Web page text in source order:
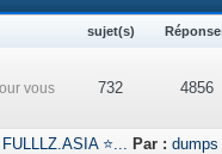
sujet(s)
vous
732 4856
FULLLZ.ASIA ⭐... Par : dumps